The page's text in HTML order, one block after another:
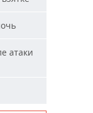
атаки